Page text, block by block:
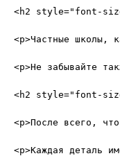
<h2 style="font-
<p>Частные школы,
<p>Не забывайте
<h2 style="font-
<p>После всего,
<p>Каждая деталь